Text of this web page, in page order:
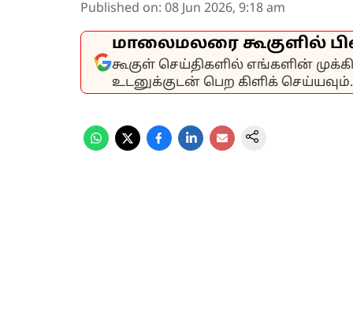
Published on: 08 Jun 2026, 9:18 am
மாலைமலரை கூகுளில்
கூகுள் செய்திகளில் எங்களின்
உடனுக்குடன் பெற கிளிக் செய்யவும்.